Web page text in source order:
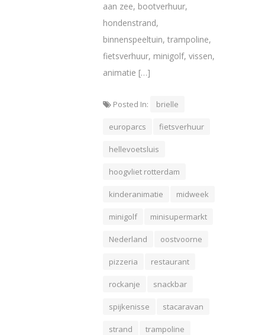
aan zee, bootverhuur,
hondenstrand,
binnenspeeltuin, trampoline,
fietsverhuur, minigolf, vissen,
animatie […]
Posted In: brielle
europarcs fietsverhuur
hellevoetsluis
hoogvliet rotterdam
kinderanimatie midweek
minigolf minisupermarkt
Nederland oostvoorne
pizzeria restaurant
rockanje snackbar
spijkenisse stacaravan
strand trampoline